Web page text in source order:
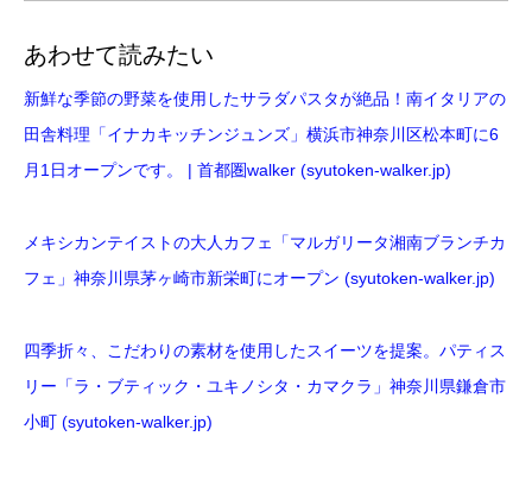
あわせて読みたい
新鮮な季節の野菜を使用したサラダパスタが絶品！南イタリアの
田舎料理「イナカキッチンジュンズ」横浜市神奈川区松本町に6
月1日オープンです。 | 首都圏walker (syutoken-walker.jp)
メキシカンテイストの大人カフェ「マルガリータ湘南ブランチカ
フェ」神奈川県茅ヶ崎市新栄町にオープン (syutoken-walker.jp)
四季折々、こだわりの素材を使用したスイーツを提案。パティス
リー「ラ・ブティック・ユキノシタ・カマクラ」神奈川県鎌倉市
小町 (syutoken-walker.jp)